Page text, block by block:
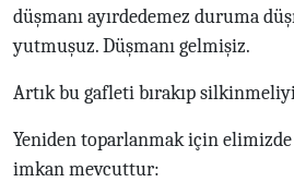
düşmanı ayırdedemez duruma
yutmuşuz. Düşmanı gelmişiz.
Artık bu gafleti bırakıp
Yeniden toparlanmak için
imkan mevcuttur: